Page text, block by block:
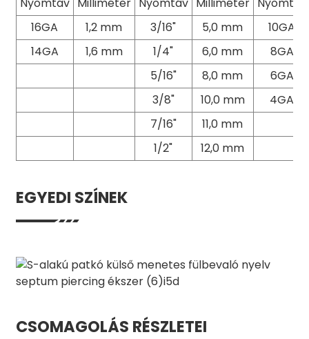
Nyomtáv Milliméter Nyomtáv Milliméter Nyomtáv
16GA
1,2 mm 3/16" 5,0 mm
10GA
14GA
1,6 mm 1/4" 6,0 mm
8GA
5/16"
8,0 mm
6GA
3/8"
10,0 mm
4GA
7/16"
11,0 mm
1/2"
12,0 mm
EGYEDI SZÍNEK
CSOMAGOLÁS RÉSZLETEI